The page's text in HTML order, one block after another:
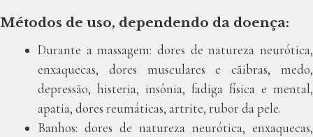
Métodos de uso, dependendo da doença:
Durante a massagem: dores de natureza neurótica,
enxaquecas, dores musculares e cãibras, medo,
depressão, histeria, insônia, fadiga física e mental,
apatia, dores reumáticas, artrite, rubor da pele.
Banhos: dores de natureza neurótica, enxaquecas,